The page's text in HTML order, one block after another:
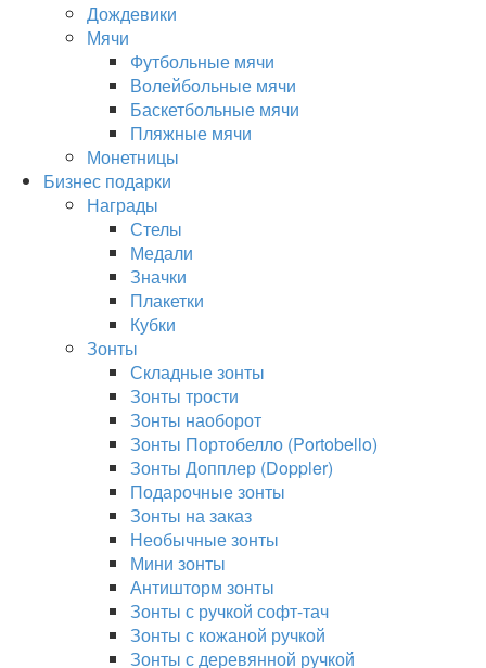
Дождевики
Мячи
Футбольные мячи
Волейбольные мячи
Баскетбольные мячи
Пляжные мячи
Монетницы
Бизнес подарки
Награды
Стелы
Медали
Значки
Плакетки
Кубки
Зонты
Складные зонты
Зонты трости
Зонты наоборот
Зонты Портобелло (Portobello)
Зонты Допплер (Doppler)
Подарочные зонты
Зонты на заказ
Необычные зонты
Мини зонты
Антишторм зонты
Зонты с ручкой софт-тач
Зонты с кожаной ручкой
Зонты с деревянной ручкой